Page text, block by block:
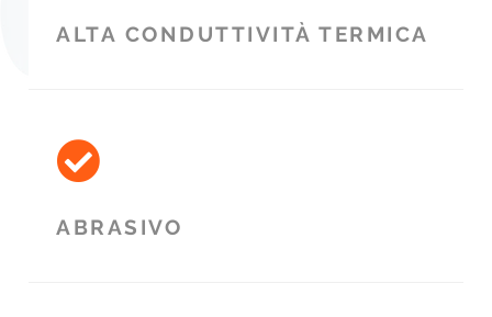
ALTA CONDUTTIVITÀ TERMICA
ABRASIVO